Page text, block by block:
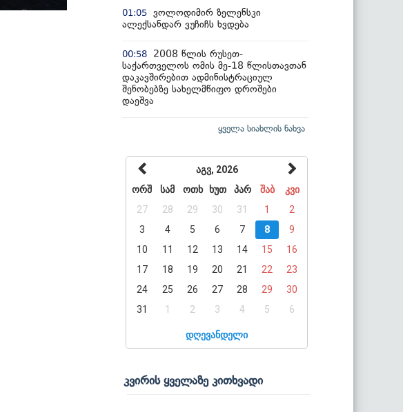
01:05 ვოლოდიმირ ზელენსკი
ალექსანდარ ვუჩიჩს ხვდება
00:58
2008 წლის რუსეთ-
საქართველოს ომის მე-18 წლისთავთან
დაკავშირებით ადმინისტრაციულ
შენობებზე სახელმწიფო დროშები
დაეშვა
ყველა სიახლის ნახვა
აგვ, 2026
ორშ
სამ ოთხ ხუთ პარ შაბ
კვი
27
28 29 30 31 1
2
3
4 5 6 7 8
9
10
11 12 13 14 15
16
17
18 19 20 21 22
23
24
25 26 27 28 29
30
31
1 2 3 4 5 6
დღევანდელი
კვირის ყველაზე კითხვადი